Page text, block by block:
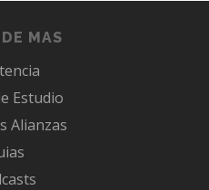
MAS
Estudio
Alianzas